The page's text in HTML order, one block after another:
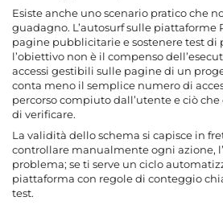
Esiste anche uno scenario pratico che
guadagno. L’autosurf sulle piattaforme
pagine pubblicitarie e sostenere test
l’obiettivo non è il compenso
accessi gestibili sulle pagine di un
conta meno il semplice numero di
percorso compiuto dall’utente e ciò
di verificare.
La validità dello schema si capisce in
controllare manualmente ogni azione,
problema; se ti serve un ciclo
piattaforma con regole di conteggio
test.